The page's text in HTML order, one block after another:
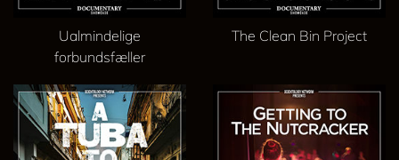
Ualmindelige
forbundsfæller
The Clean Bin Project